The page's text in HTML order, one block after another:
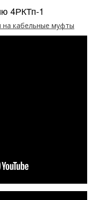
4РКТп-1
на кабельные муфты